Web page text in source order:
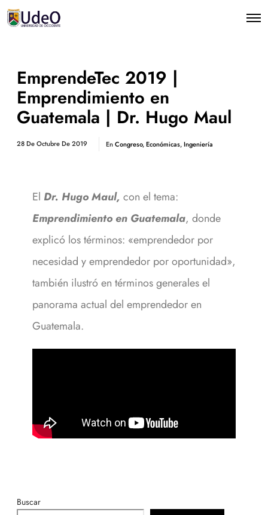
EmprendeTec 2019 |
Emprendimiento en
Guatemala | Dr. Hugo Maul
28 De Octubre De 2019 EnCongreso,Económicas,Ingeniería
El Dr. Hugo Maul, con el tema:
Emprendimiento en Guatemala, donde
explicó los términos: «emprendedor por
necesidad y emprendedor por oportunidad»,
también ilustró en términos generales el
panorama actual del emprendedor en
Guatemala.
Buscar